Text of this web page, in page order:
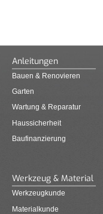
Anleitungen
Bauen & Renovieren
Garten
Wartung & Reparatur
Haussicherheit
Baufinanzierung
Werkzeug & Material
Werkzeugkunde
Materialkunde